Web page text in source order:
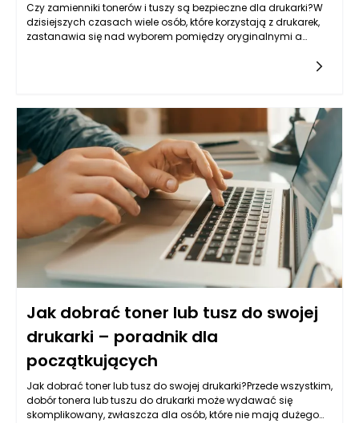
Czy zamienniki tonerów i tuszy są bezpieczne dla drukarki?W
dzisiejszych czasach wiele osób, które korzystają z drukarek,
zastanawia się nad wyborem pomiędzy oryginalnymi a
Jak dobrać toner lub tusz do swojej
drukarki – poradnik dla
początkujących
Jak dobrać toner lub tusz do swojej drukarki?Przede wszystkim,
dobór tonera lub tuszu do drukarki może wydawać się
skomplikowany, zwłaszcza dla osób, które nie mają dużego